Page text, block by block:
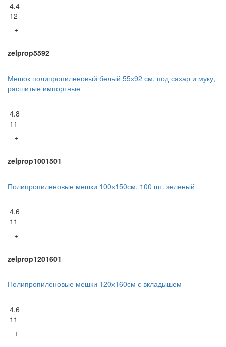
4.4
12
+
zelprop5592
Мешок полипропиленовый белый 55х92 см, под сахар и муку,
расшитые импортные
4.8
11
+
zelprop1001501
Полипропиленовые мешки 100х150см, 100 шт. зеленый
4.6
11
+
zelprop1201601
Полипропиленовые мешки 120х160см с вкладышем
4.6
11
+